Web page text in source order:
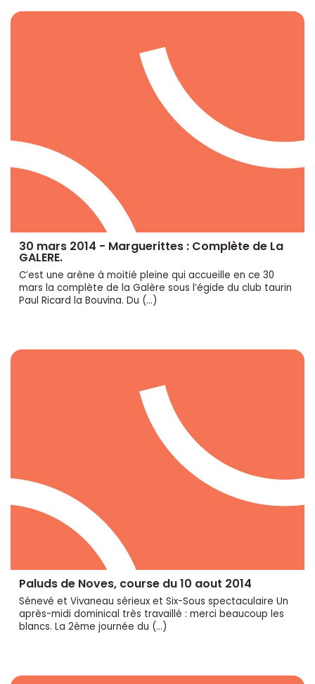
30 mars 2014 - Marguerittes : Complète de La
GALERE.
C’est une arène à moitié pleine qui accueille en ce 30
mars la complète de la Galère sous l’égide du club taurin
Paul Ricard la Bouvina. Du (…)
Paluds de Noves, course du 10 aout 2014
Sénevé et Vivaneau sérieux et Six-Sous spectaculaire Un
après-midi dominical très travaillé : merci beaucoup les
blancs. La 2ème journée du (…)